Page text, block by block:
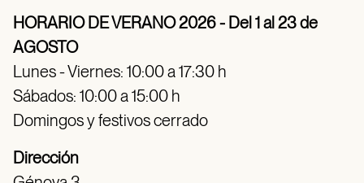
HORARIO DE VERANO 2026 - Del 1 al 23 de
AGOSTO
Lunes - Viernes: 10:00 a 17:30 h
Sábados: 10:00 a 15:00 h
Domingos y festivos cerrado
Dirección